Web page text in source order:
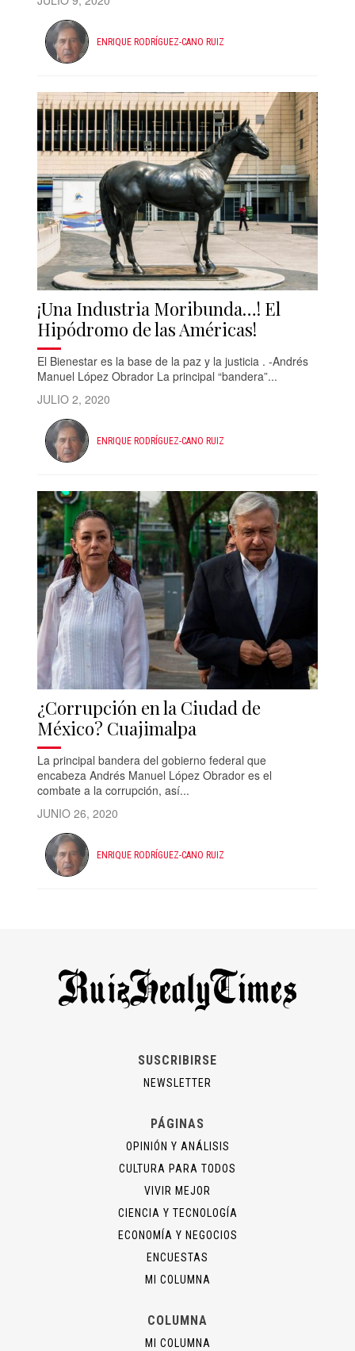
ENRIQUE RODRÍGUEZ-CANO RUIZ
¡Una Industria Moribunda…! El
Hipódromo de las Américas!
El Bienestar es la base de la paz y la justicia . -Andrés
Manuel López Obrador La principal “bandera”...
JULIO 2, 2020
ENRIQUE RODRÍGUEZ-CANO RUIZ
¿Corrupción en la Ciudad de
México? Cuajimalpa
La principal bandera del gobierno federal que
encabeza Andrés Manuel López Obrador es el
combate a la corrupción, así...
JUNIO 26, 2020
ENRIQUE RODRÍGUEZ-CANO RUIZ
SUSCRIBIRSE
NEWSLETTER
PÁGINAS
OPINIÓN Y ANÁLISIS
CULTURA PARA TODOS
VIVIR MEJOR
CIENCIA Y TECNOLOGÍA
ECONOMÍA Y NEGOCIOS
ENCUESTAS
MI COLUMNA
COLUMNA
MI COLUMNA